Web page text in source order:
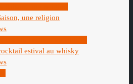
une religion
estival au whisky